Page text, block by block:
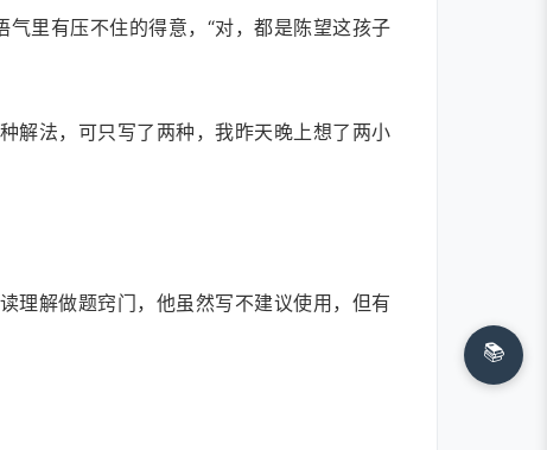
里有压不住的得意，“对，都是陈望这孩子
解法，可只写了两种，我昨天晚上想了两小
理解做题窍门，他虽然写不建议使用，但有
📚